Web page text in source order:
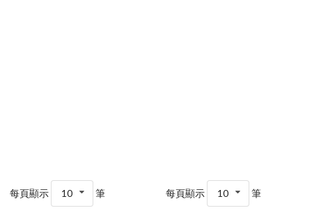
每頁顯示 10 筆 每頁顯示 10 筆